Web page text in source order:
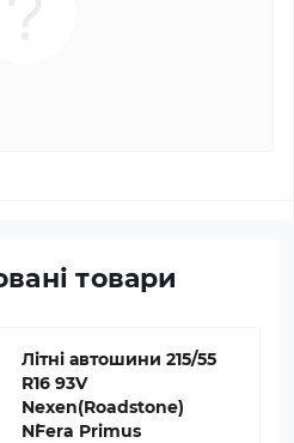
товари
Літні автошини 215/55
R16 93V
Nexen(Roadstone)
N`Fera Primus